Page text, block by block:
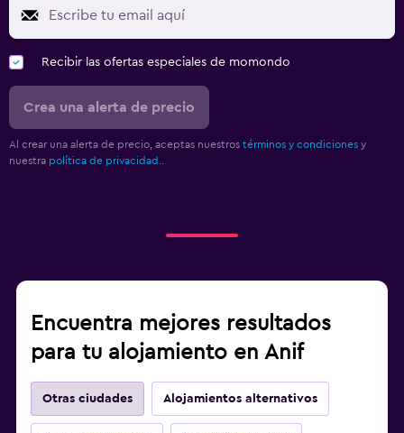
Recibir las ofertas especiales de momondo
Crea una alerta de precio
Al crear una alerta de precio, aceptas nuestros términos y condiciones y
nuestra política de privacidad.
Encuentra mejores resultados
para tu alojamiento en Anif
Otras ciudades Alojamientos alternativos